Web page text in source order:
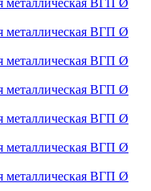
металлическая ВГП Ø
металлическая ВГП Ø
металлическая ВГП Ø
металлическая ВГП Ø
металлическая ВГП Ø
металлическая ВГП Ø
металлическая ВГП Ø